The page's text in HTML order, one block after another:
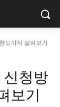
도까지 살펴보기
신청방
보기